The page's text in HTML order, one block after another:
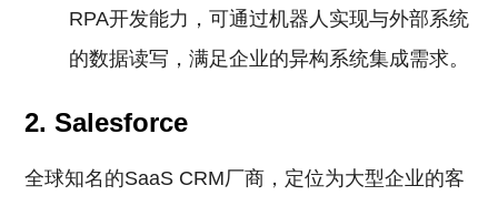
RPA开发能力，可通过机器人实现与外部系统
的数据读写，满足企业的异构系统集成需求。
2. Salesforce
全球知名的SaaS CRM厂商，定位为大型企业的客